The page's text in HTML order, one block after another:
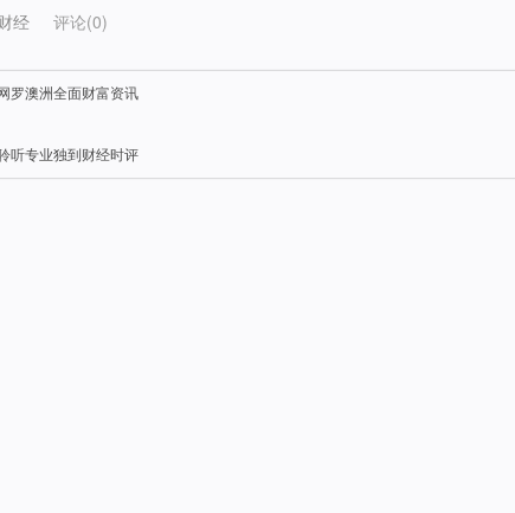
经 评论(0)
罗澳洲全面财富资讯
听专业独到财经时评